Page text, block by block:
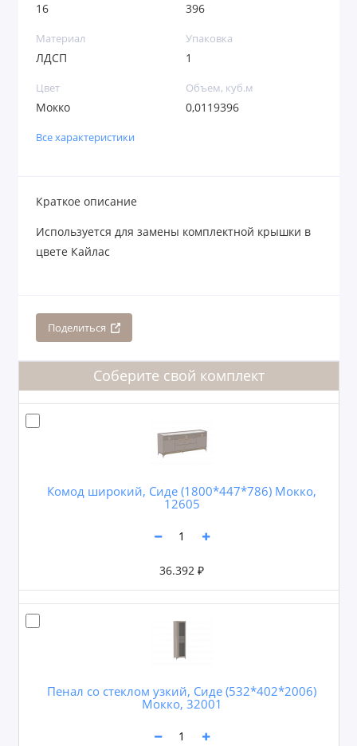
16 396
Материал
ЛДСП
Упаковка
1
Цвет
Мокко
Объем, куб.м
0,0119396
Все характеристики
Краткое описание
Используется для замены комплектной крышки в
цвете Кайлас
Поделиться
Соберите свой комплект
Комод широкий, Сиде (1800*447*786) Мокко,
12605
36.392 ₽
Пенал со стеклом узкий, Сиде (532*402*2006)
Мокко, 32001